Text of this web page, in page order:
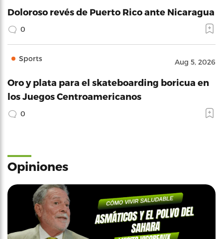
Doloroso revés de Puerto Rico ante Nicaragua
0
Sports Aug 5, 2026
Oro y plata para el skateboarding boricua en
los Juegos Centroamericanos
0
Opiniones